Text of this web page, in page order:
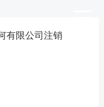
有限公司注销